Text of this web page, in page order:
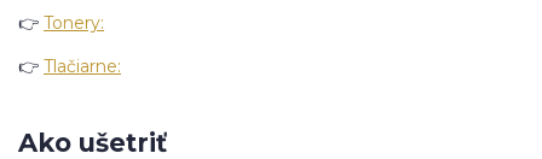
👉 Tonery:
👉 Tlačiarne:
Ako ušetriť